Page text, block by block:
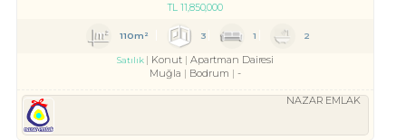
TL11,850,000
110m² 3 1 2
Satılık Konut
Apartman Dairesi
Muğla
Bodrum -
NAZAR EMLAK